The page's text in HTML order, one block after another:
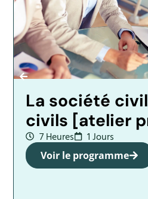
La société
civils [atelier
7 Heures 1 Jours
Voir le programme